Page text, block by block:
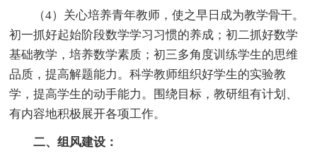
（4）关心培养青年教师，使之早日成为教学骨干。
初一抓好起始阶段数学学习习惯的养成；初二抓好数学
基础教学，培养数学素质；初三多角度训练学生的思维
品质，提高解题能力。科学教师组织好学生的实验教
学，提高学生的动手能力。围绕目标，教研组有计划、
有内容地积极展开各项工作。
二、组风建设：